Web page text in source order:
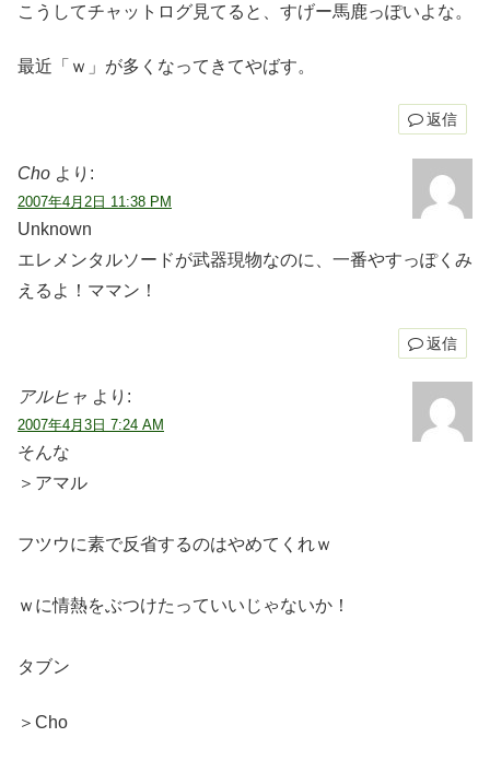
こうしてチャットログ見てると、すげー馬鹿っぽいよな。
最近「ｗ」が多くなってきてやばす。
返信
Cho より:
2007年4月2日 11:38 PM
Unknown
エレメンタルソードが武器現物なのに、一番やすっぽくみ
えるよ！ママン！
返信
アルヒャ より:
2007年4月3日 7:24 AM
そんな
＞アマル
フツウに素で反省するのはやめてくれｗ
ｗに情熱をぶつけたっていいじゃないか！
タブン
＞Cho